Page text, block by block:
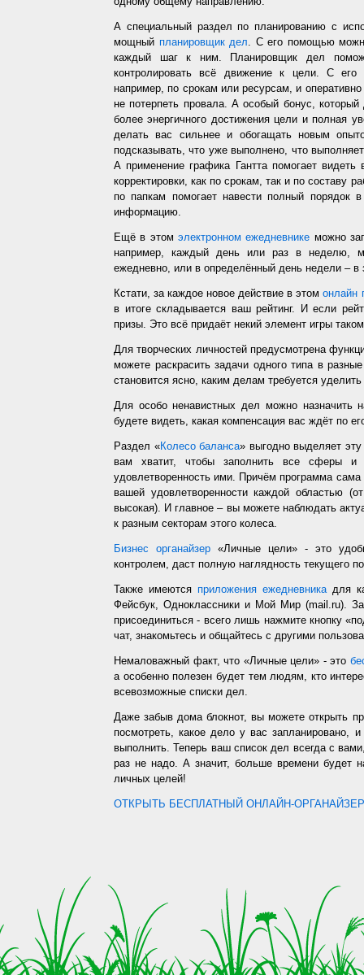
А специальный раздел по планированию с
мощный планировщик дел. С его помощью
каждый шаг к ним. Планировщик дел
контролировать всё движение к цели. С
например, по срокам или ресурсам, и
не потерпеть провала. А особый бонус,
более энергичного достижения цели и полная
делать вас сильнее и обогащать новым
подсказывать, что уже выполнено, что
А применение графика Гантта помогает
корректировки, как по срокам, так и по составу
по папкам помогает навести полный порядок
информацию.
Ещё в этомэлектронном ежедневнике можно
например, каждый день или раз в неделю,
ежедневно, или в определённый день недели – в
Кстати, за каждое новое действие в этомонлайн
в итоге складывается ваш рейтинг. И если
призы. Это всё придаёт некий элемент игры
Для творческих личностей предусмотрена
можете раскрасить задачи одного типа в
становится ясно, каким делам требуется
Для особо ненавистных дел можно назначить
будете видеть, какая компенсация вас ждёт по
Раздел «Колесо баланса» выгодно выделяет
вам хватит, чтобы заполнить все сферы и
удовлетворенность ими. Причём программа
вашей удовлетворенности каждой областью
высокая). И главное – вы можете наблюдать
к разным секторам этого колеса.
Бизнес органайзер «Личные цели» - это
контролем, даст полную наглядность текущего
Также имеются приложения ежедневникадля
Фейсбук, Одноклассники и Мой Мир (mail.ru).
присоединиться - всего лишь нажмите кнопку
чат, знакомьтесь и общайтесь с другими
Немаловажный факт, что «Личные цели» - это
а особенно полезен будет тем людям, кто
всевозможные списки дел.
Даже забыв дома блокнот, вы можете открыть
посмотреть, какое дело у вас запланировано,
выполнить. Теперь ваш список дел всегда с
раз не надо. А значит, больше времени будет
личных целей!
ОТКРЫТЬ БЕСПЛАТНЫЙ ОНЛАЙН-